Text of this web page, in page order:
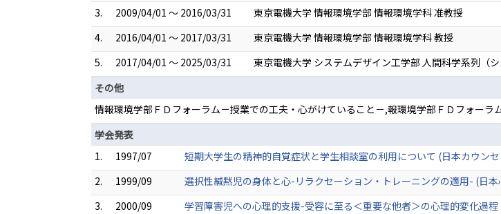
3.
2009/04/01 ～ 2016/03/31
東京電機大学 情報環境学部 情報環境学科 准教授
4.
2016/04/01 ～ 2017/03/31
東京電機大学 情報環境学部 情報環境学科 教授
5.
2017/04/01 ～ 2025/03/31
東京電機大学 システムデザイン工学部 人間科学系列（
その他
情報環境学部ＦＤフォーラム－授業での工夫・心がけていること－,報環境学部ＦＤフォーラ
学会発表
1.
1997/07
短期大学生の精神的自覚症状と学生相談室の利用について (日本カウン
2.
1999/09
選択性緘黙児の身体と心-リラクセーション・トレーニングの適用- (日
3.
2000/09
学習障害児への心理的支援-受容に至る＜重要な他者＞の心理的変化過